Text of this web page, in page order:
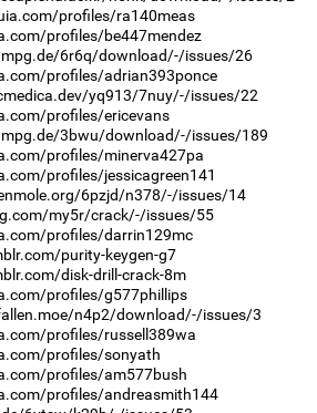
profiles/ra140meas
profiles/be447mendez
6r6q/download/-/issues/26
profiles/adrian393ponce
yq913/7nuy/-/issues/22
profiles/ericevans
3bwu/download/-/issues/189
profiles/minerva427pa
profiles/jessicagreen141
6pzjd/n378/-/issues/14
my5r/crack/-/issues/55
profiles/darrin129mc
purity-keygen-g7
disk-drill-crack-8m
profiles/g577phillips
n4p2/download/-/issues/3
profiles/russell389wa
profiles/sonyath
profiles/am577bush
profiles/andreasmith144